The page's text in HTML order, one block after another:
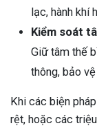
lạc, hành khí
Kiểm soát
Giữ tâm thế
thông, bảo
Khi các biện
rệt, hoặc các